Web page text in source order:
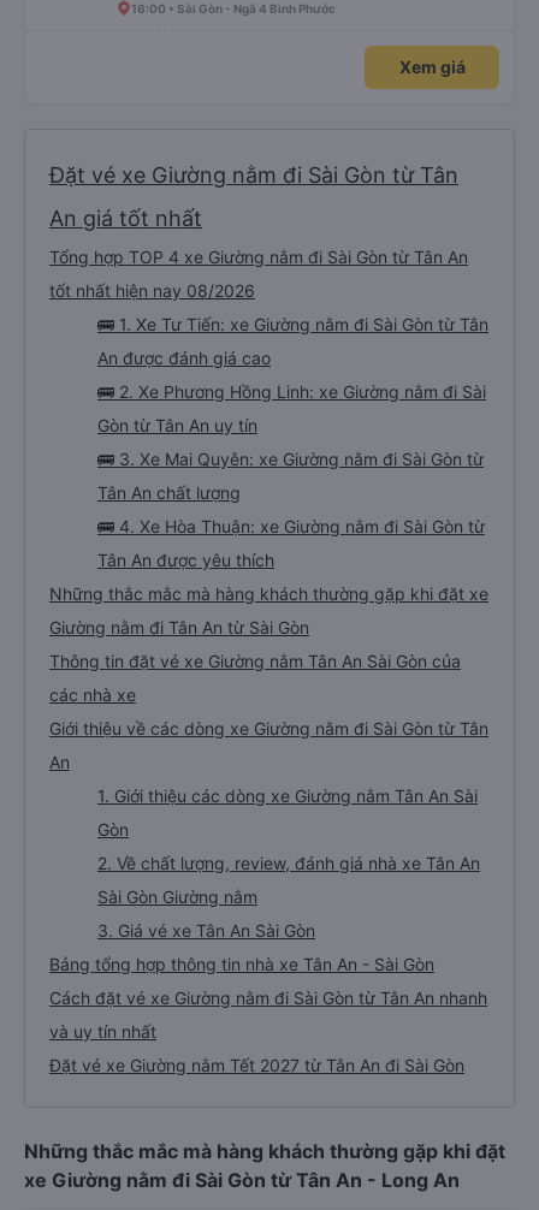
16:00 • Sài Gòn - Ngã 4 Bình Phước
Xem giá
Đặt vé xe Giường nằm đi Sài Gòn từ Tân
An giá tốt nhất
Tổng hợp TOP 4 xe Giường nằm đi Sài Gòn từ Tân An
tốt nhất hiện nay 08/2026
🚌 1. Xe Tư Tiến: xe Giường nằm đi Sài Gòn từ Tân
An được đánh giá cao
🚌 2. Xe Phương Hồng Linh: xe Giường nằm đi Sài
Gòn từ Tân An uy tín
🚌 3. Xe Mai Quyên: xe Giường nằm đi Sài Gòn từ
Tân An chất lượng
🚌 4. Xe Hòa Thuận: xe Giường nằm đi Sài Gòn từ
Tân An được yêu thích
Những thắc mắc mà hàng khách thường gặp khi đặt xe
Giường nằm đi Tân An từ Sài Gòn
Thông tin đặt vé xe Giường nằm Tân An Sài Gòn của
các nhà xe
Giới thiệu về các dòng xe Giường nằm đi Sài Gòn từ Tân
An
1. Giới thiệu các dòng xe Giường nằm Tân An Sài
Gòn
2. Về chất lượng, review, đánh giá nhà xe Tân An
Sài Gòn Giường nằm
3. Giá vé xe Tân An Sài Gòn
Bảng tổng hợp thông tin nhà xe Tân An - Sài Gòn
Cách đặt vé xe Giường nằm đi Sài Gòn từ Tân An nhanh
và uy tín nhất
Đặt vé xe Giường nằm Tết 2027 từ Tân An đi Sài Gòn
Những thắc mắc mà hàng khách thường gặp khi đặt
xe Giường nằm đi Sài Gòn từ Tân An - Long An